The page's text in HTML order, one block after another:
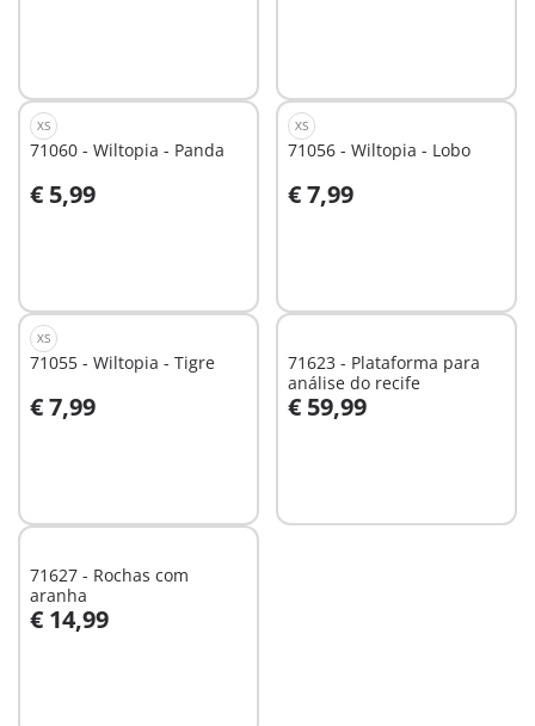
XS
71060 - Wiltopia - Panda
€ 5,99
XS
71056 - Wiltopia - Lobo
€ 7,99
XS
71055 - Wiltopia - Tigre
€ 7,99
71623 - Plataforma para
análise do recife
€ 59,99
Ao carrinho
71627 - Rochas com
aranha
€ 14,99